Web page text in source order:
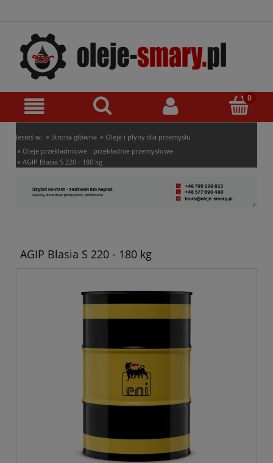
Jesteś w: » Strona główna » Oleje i płyny dla przemysłu
» Oleje przekładniowe - przekładnie przemysłowe
» AGIP Blasia S 220 - 180 kg
AGIP Blasia S 220 - 180 kg